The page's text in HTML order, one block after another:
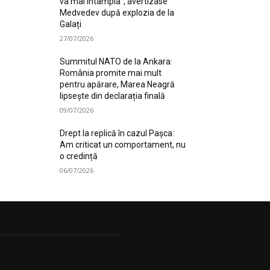
Medvedev după explozia de la
Galați
27/07/2026
Summitul NATO de la Ankara:
România promite mai mult
pentru apărare, Marea Neagră
lipsește din declarația finală
09/07/2026
Drept la replică în cazul Pașca:
Am criticat un comportament, nu
o credință
06/07/2026